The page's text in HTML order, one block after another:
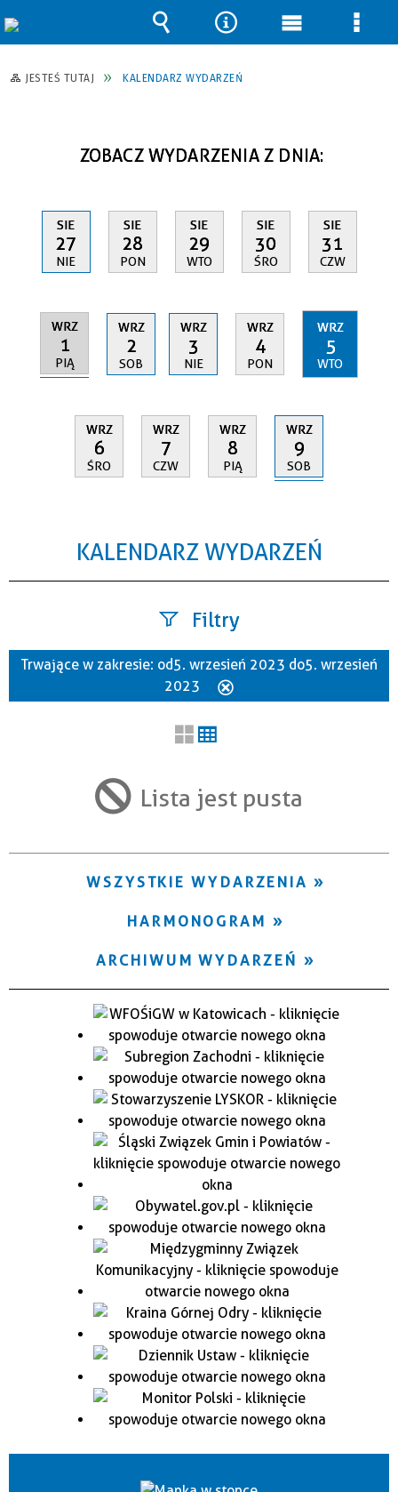
JESTEŚ TUTAJ KALENDARZ WYDARZEŃ
ZOBACZ WYDARZENIA Z DNIA:
SIE
27
NIE
SIE
28
PON
SIE
29
WTO
SIE
30
ŚRO
SIE
31
CZW
WRZ
1
PIĄ
WRZ
2
SOB
WRZ
3
NIE
WRZ
4
PON
WRZ
5
WTO
WRZ
6
ŚRO
WRZ
7
CZW
WRZ
8
PIĄ
WRZ
9
SOB
KALENDARZ WYDARZEŃ
Filtry
Szukana fraza
Trwające w zakresie
Trwające w zakresie: od 5. wrzesień 2023 do 5. wrzesień
2023
Lista jest pusta
WSZYSTKIE WYDARZENIA
HARMONOGRAM
ARCHIWUM WYDARZEŃ
Wyszukiwarka
Narzędzia
Menu Menu